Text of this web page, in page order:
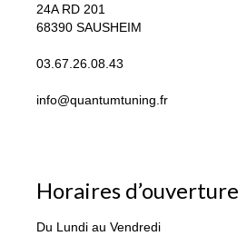
24A RD 201
68390 SAUSHEIM
03.67.26.08.43
info@quantumtuning.fr
Horaires d’ouverture
Du Lundi au Vendredi